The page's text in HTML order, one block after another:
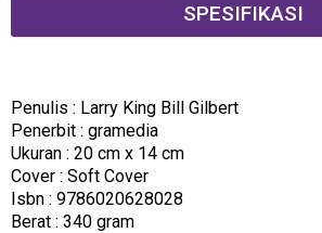
SPESIFIKASI
Penulis : Larry King Bill Gilbert
Penerbit : gramedia
Ukuran : 20 cm x 14 cm
Cover : Soft Cover
Isbn : 9786020628028
Berat : 340 gram